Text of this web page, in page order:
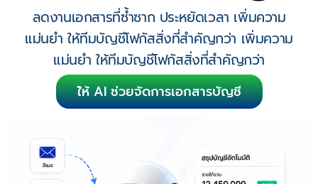
ลดงานเอกสารที่ซ้ำซาก ประหยัดเวลา เพิ่มความ
แม่นยำ ให้ทีมบัญชีโฟกัสสิ่งที่สำคัญกว่า เพิ่มความ
แม่นยำ ให้ทีมบัญชีโฟกัสสิ่งที่สำคัญกว่า
ใ้ห้ AI ช่วยจัดการเอกสารบัญชี